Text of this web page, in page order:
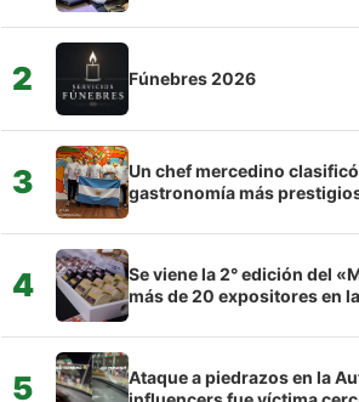
2 Fúnebres 2026
3
Un chef mercedino
gastronomía más
4
Se viene la 2° edición del
más de 20 expositores en
5
Ataque a piedrazos en la